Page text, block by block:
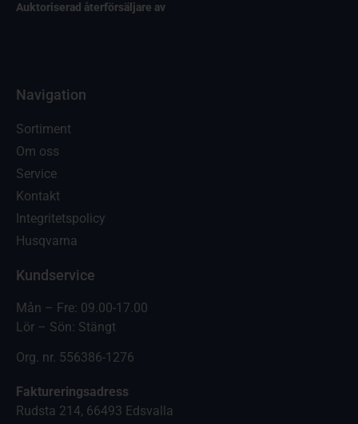
Auktoriserad återförsäljare av
Navigation
Sortiment
Om oss
Service
Kontakt
Integritetspolicy
Husqvarna
Kundservice
Mån – Fre: 09.00-17.00
Lör – Sön: Stängt
Org. nr. 556386-1276
Faktureringsadress
Rudsta 214, 66493 Edsvalla